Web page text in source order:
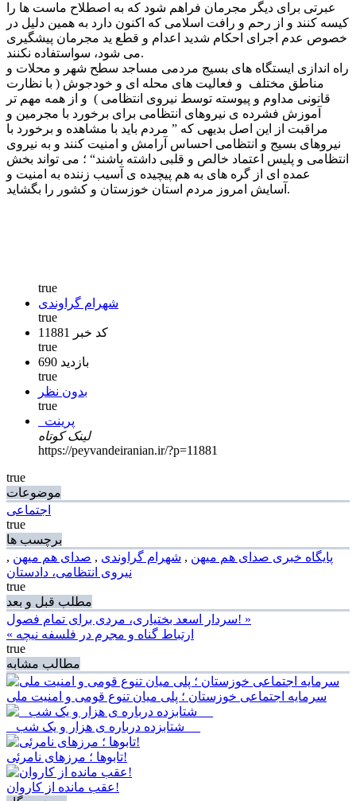
عبرتی برای دیگر مجرمان فراهم شود که به اصطلاح ماست ها را
کیسه کنند و از رحم و رافت اسلامی که اکنون دارد به همین دلیل در
خصوص عدم اجرای احکام شدید اعدام و قطع ید مجرمان پیشگیری
می شود، سواستفاده نکنند.
راه اندازی ایستگاه های بسیج مردمی مساجد سطح شهر و محلات و
مناطق مختلف و فعالیت های محله ای و خودجوش ( با نظارت
قانونی مداوم و پیوسته توسط نیروی انتظامی ) و از همه مهم تر
آموزش فشرده ی نیروهای انتظامی برای برخورد با مجرمین و
مراقبت از این اصل بدیهی که ” مردم باید با مشاهده و برخورد با
نیروهای بسیج و انتظامی احساس آرامش و امنیت کنند و به نیروی
انتظامی و پلیس اعتماد خالص و قلبی داشته باشند“ ؛ می تواند بخش
عمده ای از گره های به هم پیچیده ی آسیب زننده به امنیت و
آسایش امروز مردم استان خوزستان و کشور را بگشاید.
true
شهرام گراوندی
true
کد خبر 11881
true
690 بازدید
true
بدون نظر
true
پرینت
لینک کوتاه
https://peyvandeiranian.ir/?p=11881
true
موضوعات
اجتماعی
true
برچسب ها
پایگاه خبری صدای هم میهن , شهرام گراوندی , صدای هم میهن ,
نیروی انتظامی، دادستان
true
مطلب قبل و بعد
سردار اسعد بختیاری، مردی برای تمام فصول! »
« ارتباط گناه و مجرم در فلسفه نیچه
true
مطالب مشابه
سرمایه اجتماعی خوزستان ؛ پلی میان تنوع قومی و امنیت ملی
تابوها ؛ مرزهای نامرئی!
عقب مانده از کاروان!